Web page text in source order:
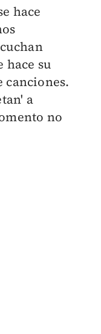
hace
hace su
canciones.
a
no